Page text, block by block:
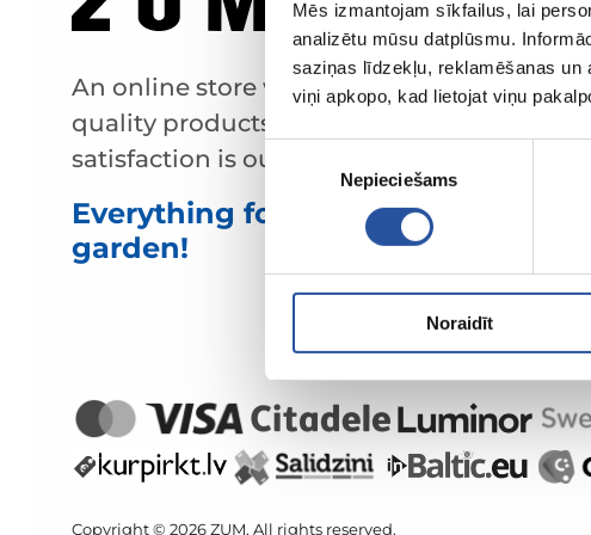
Mēs izmantojam sīkfailus, lai
analizētu mūsu datplūsmu.
saziņas līdzekļu, reklamēšanas un
viņi apkopo, kad lietojat viņu
Nepieciešams
Noraidīt
An online store with great prices and
quality products, where customer
satisfaction is our main value.
Everything for your home and
garden!
Copyright © 2026 ZUM. All rights reserved.